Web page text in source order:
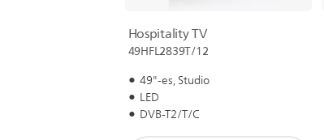
Hospitality TV
49HFL2839T/12
49"-es, Studio
LED
DVB-T2/T/C